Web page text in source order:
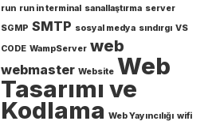
run run in terminal sanallaştırma server
SGMP SMTP sosyal medya sındırgı VS
CODE WampServer web
webmaster Website Web
Tasarımı ve
Kodlama Web Yayıncılığı wifi